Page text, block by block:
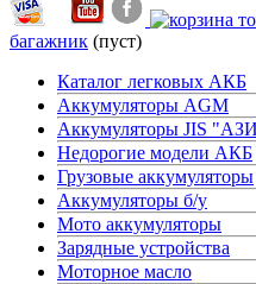
багажник (пуст)
Каталог легковых АКБ
Аккумуляторы AGM
Аккумуляторы JIS
Недорогие модели АКБ
Грузовые аккумуляторы
Аккумуляторы б/у
Мото аккумуляторы
Зарядные устройства
Моторное масло